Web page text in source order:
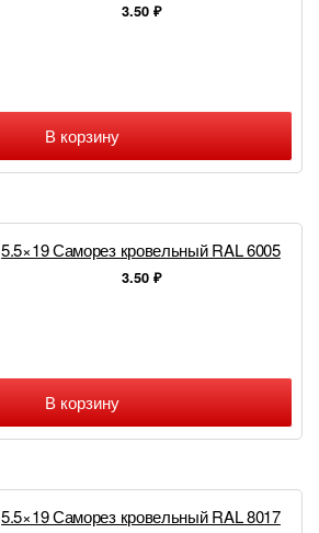
3.50 ₽
В корзину
5.5×19 Саморез кровельный RAL 6005
3.50 ₽
В корзину
5.5×19 Саморез кровельный RAL 8017